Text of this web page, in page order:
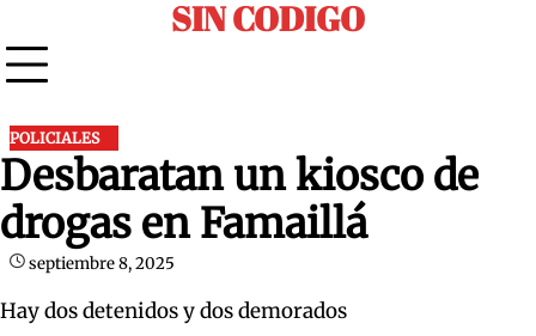
to
content
SIN CODIGO
POLICIALES
Desbaratan un kiosco de
drogas en Famaillá
septiembre 8, 2025
Hay dos detenidos y dos demorados